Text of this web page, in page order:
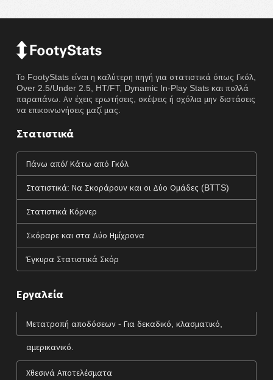
Το FootyStats είναι η καλύτερη πηγή για στατιστικά όπως Γκόλ,
Over 2.5/Under 2.5, HT/FT, Dynamic In-Play Stats και πολλά
παραπάνω. Αν έχεις ερωτήσεις, σκέψεις ή σχόλια μην διστάσεις
να επικοινωνήσεις μαζί μας.
Στατιστικά
Πάνω από/ Κάτω από Γκόλ
Στατιστικά: Να Σκοράρουν και οι Δύο Ομάδες (BTTS)
Στατιστικά Κόρνερ
Σκόραρε και στα Δύο Ημίχρονα
Έγκυρα Στατιστικά Σκόρ
Εργαλεία
Μετατροπή αποδόσεων - Για δεκαδικό, κλασματικό,
αμερικανικό.
Χθεσινά Αποτελέσματα